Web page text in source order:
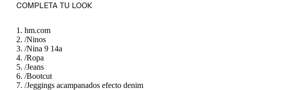
COMPLETA TU LOOK
hm.com
/Ninos
/Nina 9 14a
/Ropa
/Jeans
/Bootcut
/Jeggings acampanados efecto denim